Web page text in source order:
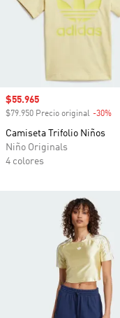
Precio de venta
$55.965
$79.950 Precio original -30%
Camiseta Trifolio Niños
Niño Originals
4 colores